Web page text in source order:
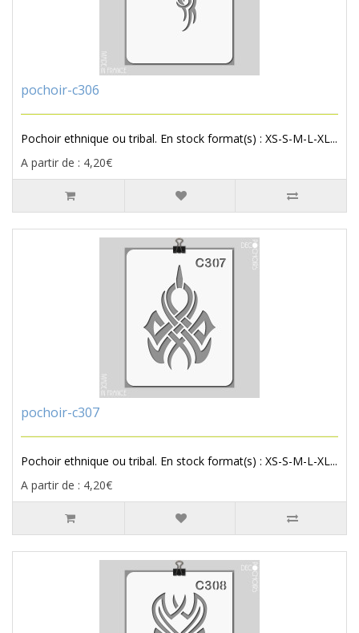
pochoir-c306
Pochoir ethnique ou tribal. En stock format(s) : XS-S-M-L-XL...
A partir de : 4,20€
pochoir-c307
Pochoir ethnique ou tribal. En stock format(s) : XS-S-M-L-XL...
A partir de : 4,20€